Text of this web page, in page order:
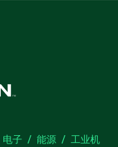
电子 能源
工业机